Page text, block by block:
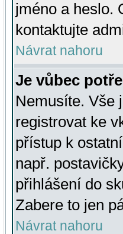
jméno a heslo.
kontaktujte
Návrat nahoru
Je vůbec
Nemusíte. Vše
registrovat ke
přístup k
např.
přihlášení do
Zabere to jen
Návrat nahoru